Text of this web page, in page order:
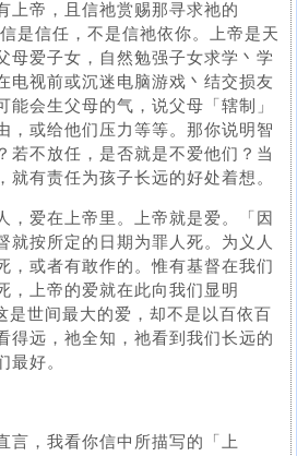
上帝，且信祂赏赐那寻求祂的
是信任，不是信祂依你。上帝是天
母爱子女，自然勉强子女求学丶学
电视前或沉迷电脑游戏丶结交损友
能会生父母的气，说父母「辖制」
，或给他们压力等等。那你说明智
若不放任，是否就是不爱他们？当
就有责任为孩子长远的好处着想。
，爱在上帝里。上帝就是爱。「因
就按所定的日期为罪人死。为义人
，或者有敢作的。惟有基督在我们
，上帝的爱就在此向我们显明
是世间最大的爱，却不是以百依百
得远，祂全知，祂看到我们长远的
最好。
言，我看你信中所描写的「上